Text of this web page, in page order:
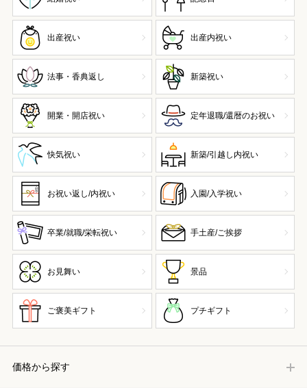
出産祝い 出産内祝い
法事・香典返し 新築祝い
開業・開店祝い 定年退職/還暦のお祝い
快気祝い 新築/引越し内祝い
お祝い返し/内祝い 入園/入学祝い
卒業/就職/栄転祝い 手土産/ご挨拶
お見舞い 景品
ご褒美ギフト プチギフト
価格から探す